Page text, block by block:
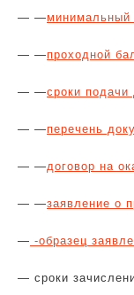
— —минимальный
— —проходной
— —сроки подачи
— —перечень
— —договор на
— —заявление о
— -образец
— сроки